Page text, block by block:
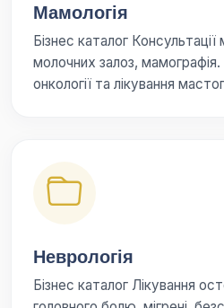
Мамологія
Бізнес каталог
молочних залоз, мамографія.
онкології та лікування
Неврологія
Бізнес каталог Лікування